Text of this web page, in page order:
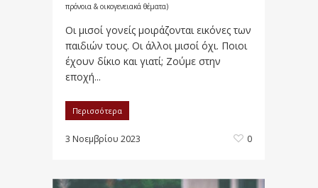
πρόνοια & οικογενειακά θέματα)
Οι μισοί γονείς μοιράζονται εικόνες των
παιδιών τους. Οι άλλοι μισοί όχι. Ποιοι
έχουν δίκιο και γιατί; Ζούμε στην
εποχή...
Περισσότερα
3 Νοεμβρίου 2023 0